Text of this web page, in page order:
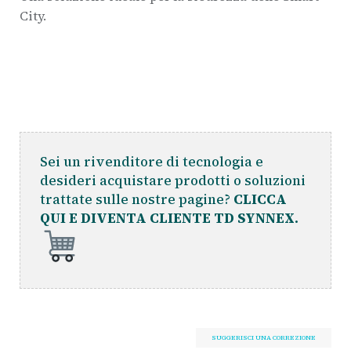
City.
Sei un rivenditore di tecnologia e
desideri acquistare prodotti o soluzioni
trattate sulle nostre pagine? CLICCA
QUI E DIVENTA CLIENTE TD SYNNEX.
SUGGERISCI UNA CORREZIONE